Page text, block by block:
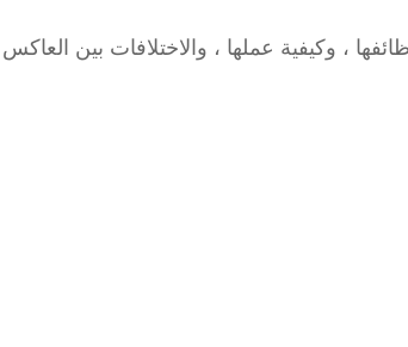
، وكيفية عملها ، والاختلافات بين